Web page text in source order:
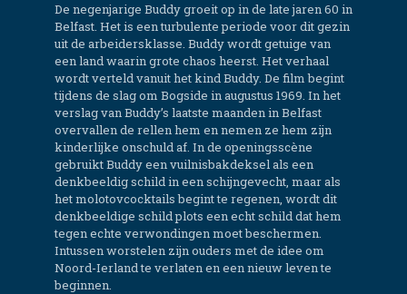
De negenjarige Buddy groeit op in de late jaren 60 in
Belfast. Het is een turbulente periode voor dit gezin
uit de arbeidersklasse. Buddy wordt getuige van
een land waarin grote chaos heerst. Het verhaal
wordt verteld vanuit het kind Buddy. De film begint
tijdens de slag om Bogside in augustus 1969. In het
verslag van Buddy’s laatste maanden in Belfast
overvallen de rellen hem en nemen ze hem zijn
kinderlijke onschuld af. In de openingsscène
gebruikt Buddy een vuilnisbakdeksel als een
denkbeeldig schild in een schijngevecht, maar als
het molotovcocktails begint te regenen, wordt dit
denkbeeldige schild plots een echt schild dat hem
tegen echte verwondingen moet beschermen.
Intussen worstelen zijn ouders met de idee om
Noord-Ierland te verlaten en een nieuw leven te
beginnen.